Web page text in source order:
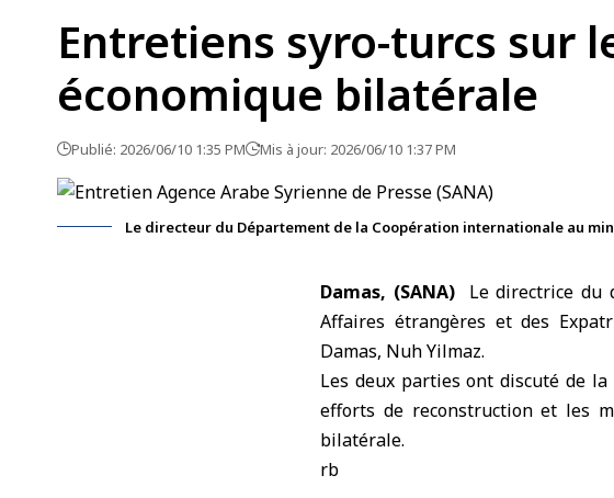
Entretiens syro-turcs sur
économique bilatérale
Publié: 2026/06/10 1:35 PM Mis à jour: 2026/06/10 1:37 PM
Le directeur du Département de la Coopération internationale au
Damas, (SANA)
Le directrice du
Affaires étrangères et des
Damas, Nuh Yilmaz.
Les deux parties ont discuté de
efforts de reconstruction et les
bilatérale.
rb